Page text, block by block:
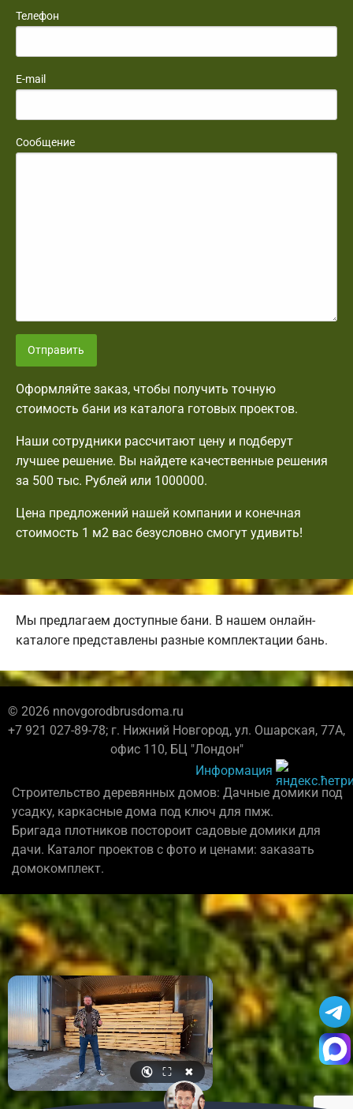
Телефон
E-mail
Сообщение
Отправить
Оформляйте заказ, чтобы получить точную
стоимость бани из каталога готовых проектов.
Наши сотрудники рассчитают цену и подберут
лучшее решение. Вы найдете качественные решения
за 500 тыс. Рублей или 1000000.
Цена предложений нашей компании и конечная
стоимость 1 м2 вас безусловно смогут удивить!
Мы предлагаем доступные бани. В нашем онлайн-
каталоге представлены разные комплектации бань.
© 2026 nnovgorodbrusdoma.ru
+7 921 027-89-78; г. Нижний Новгород, ул. Ошарская, 77А,
офис 110, БЦ "Лондон"
Информация
Строительство деревянных домов: Дачные домики под
усадку, каркасные дома под ключ для пмж.
Бригада плотников постороит садовые домики для
дачи. Каталог проектов с фото и ценами: заказать
домокомплект.
🔇 ⛶ ✖